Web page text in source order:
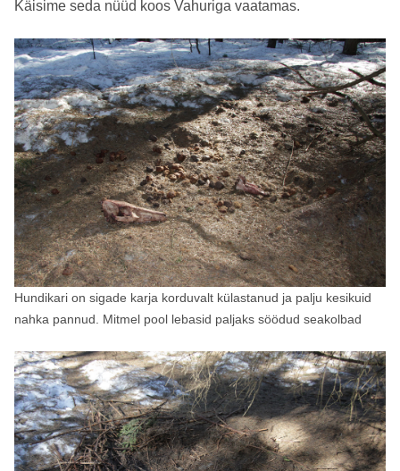
Käisime seda nüüd koos Vahuriga vaatamas.
Hundikari on sigade karja korduvalt külastanud ja palju kesikuid
nahka pannud. Mitmel pool lebasid paljaks söödud seakolbad